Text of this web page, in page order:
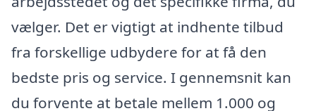
vælger. Det er vigtigt at indhente tilbud
fra forskellige udbydere for at få den
bedste pris og service. I gennemsnit kan
du forvente at betale mellem 1.000 og